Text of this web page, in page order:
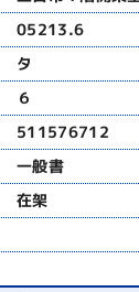
05213.6
タ
６
511576712
一般書
在架